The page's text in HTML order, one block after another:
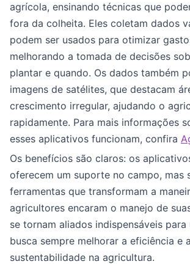
agrícola, ensinando técnicas que
fora da colheita. Eles coletam dados
podem ser usados para otimizar
melhorando a tomada de decisões
plantar e quando. Os dados também
imagens de satélites, que destacam
crescimento irregular, ajudando o
rapidamente. Para mais informações
esses aplicativos funcionam, confira
Os benefícios são claros: os
oferecem um suporte no campo, mas
ferramentas que transformam a
agricultores encaram o manejo de
se tornam aliados indispensáveis
busca sempre melhorar a eficiência e a
sustentabilidade na agricultura.